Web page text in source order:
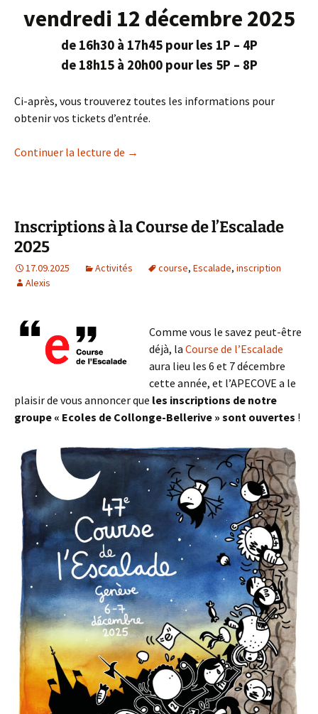
vendredi 12 décembre 2025
de 16h30 à 17h45 pour les 1P – 4P
de 18h15 à 20h00 pour les 5P – 8P
Ci-après, vous trouverez toutes les informations pour
obtenir vos tickets d’entrée.
Continuer la lecture de Boum de l’Escalade 2025
→
Inscriptions à la Course de l’Escalade
2025
17.09.2025 Activités course, Escalade, inscription
Alexis
Comme vous le savez peut-être
déjà, la Course de l’Escalade
aura lieu les 6 et 7 décembre
cette année, et l’APECOVE a le
plaisir de vous annoncer que les inscriptions de notre
groupe « Ecoles de Collonge-Bellerive » sont ouvertes !